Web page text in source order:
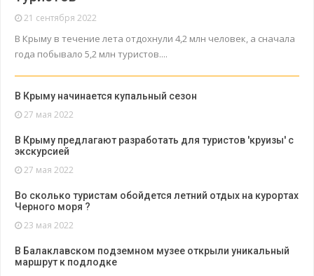
21 сентября 2022
В Крыму в течение лета отдохнули 4,2 млн человек, а сначала
года побывало 5,2 млн туристов....
В Крыму начинается купальный сезон
27 мая 2022
В Крыму предлагают разработать для туристов 'круизы' с
экскурсией
27 мая 2022
Во сколько туристам обойдется летний отдых на курортах
Черного моря ?
23 мая 2022
В Балаклавском подземном музее открыли уникальный
маршрут к подлодке